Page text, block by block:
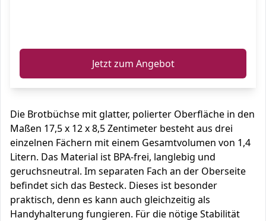
Jetzt zum Angebot
Die Brotbüchse mit glatter, polierter Oberfläche in den
Maßen ‎17,5 x 12 x 8,5 Zentimeter besteht aus drei
einzelnen Fächern mit einem Gesamtvolumen von 1,4
Litern. Das Material ist BPA-frei, langlebig und
geruchsneutral. Im separaten Fach an der Oberseite
befindet sich das Besteck. Dieses ist besonder
praktisch, denn es kann auch gleichzeitig als
Handyhalterung fungieren. Für die nötige Stabilität